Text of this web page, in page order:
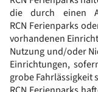
die durch einen
RCN Ferienparks
vorhandenen
Nutzung und/oder
Einrichtungen,
grobe Fahrlässigkeit